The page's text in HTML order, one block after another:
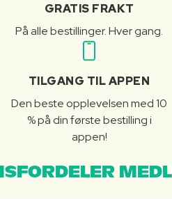
GRATIS FRAKT
På alle bestillinger. Hver gang.
TILGANG TIL APPEN
Den beste opplevelsen med 10
% på din første bestilling i
appen!